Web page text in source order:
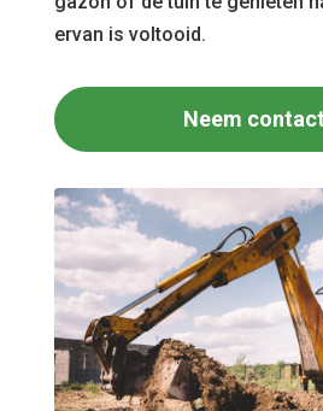
ervan is voltooid.
Neem